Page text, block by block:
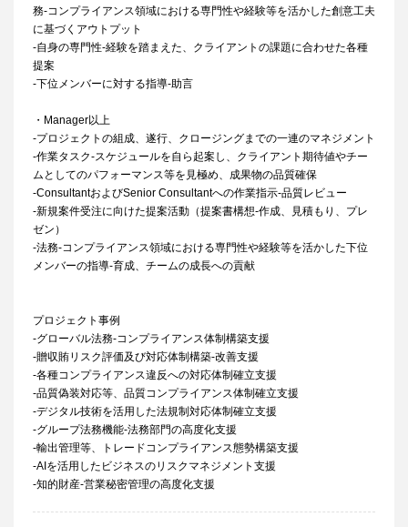
務-コンプライアンス領域における専門性や経験等を活かした創意工夫
に基づくアウトプット
-自身の専門性-経験を踏まえた、クライアントの課題に合わせた各種
提案
-下位メンバーに対する指導-助言
・Manager以上
-プロジェクトの組成、遂行、クロージングまでの一連のマネジメント
-作業タスク-スケジュールを自ら起案し、クライアント期待値やチー
ムとしてのパフォーマンス等を見極め、成果物の品質確保
-ConsultantおよびSenior Consultantへの作業指示-品質レビュー
-新規案件受注に向けた提案活動（提案書構想-作成、見積もり、プレ
ゼン）
-法務-コンプライアンス領域における専門性や経験等を活かした下位
メンバーの指導-育成、チームの成長への貢献
プロジェクト事例
-グローバル法務-コンプライアンス体制構築支援
-贈収賄リスク評価及び対応体制構築-改善支援
-各種コンプライアンス違反への対応体制確立支援
-品質偽装対応等、品質コンプライアンス体制確立支援
-デジタル技術を活用した法規制対応体制確立支援
-グループ法務機能-法務部門の高度化支援
-輸出管理等、トレードコンプライアンス態勢構築支援
-AIを活用したビジネスのリスクマネジメント支援
-知的財産-営業秘密管理の高度化支援